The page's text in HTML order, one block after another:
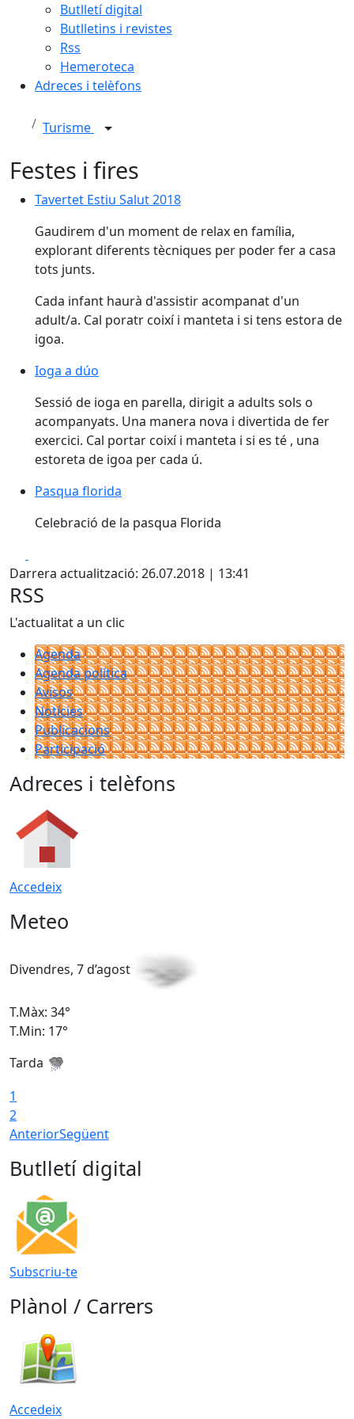
Butlletí digital
Butlletins i revistes
Rss
Hemeroteca
Adreces i telèfons
Turisme
Festes i fires
Tavertet Estiu Salut 2018
Tavertet Estiu Salut 2018
Gaudirem d'un moment de relax en família,
explorant diferents tècniques per poder fer a casa
tots junts.
Cada infant haurà d'assistir acompanat d'un
adult/a. Cal poratr coixí i manteta i si tens estora de
igoa.
Ioga a dúo
Ioga a dúo
Sessió de ioga en parella, dirigit a adults sols o
acompanyats. Una manera nova i divertida de fer
exercici. Cal portar coixí i manteta i si es té , una
estoreta de igoa per cada ú.
Pasqua florida
Celebració de la pasqua Florida
Darrera actualització: 26.07.2018 | 13:41
RSS
L'actualitat a un clic
Agenda
Agenda política
Avisos
Notícies
Publicacions
Participació
Adreces i telèfons
Accedeix
Meteo
Divendres, 7 d’agost
T.Màx: 34°
T.Min: 17°
Tarda
1
2
AnteriorSegüent
Butlletí digital
Subscriu-te
Plànol / Carrers
Accedeix